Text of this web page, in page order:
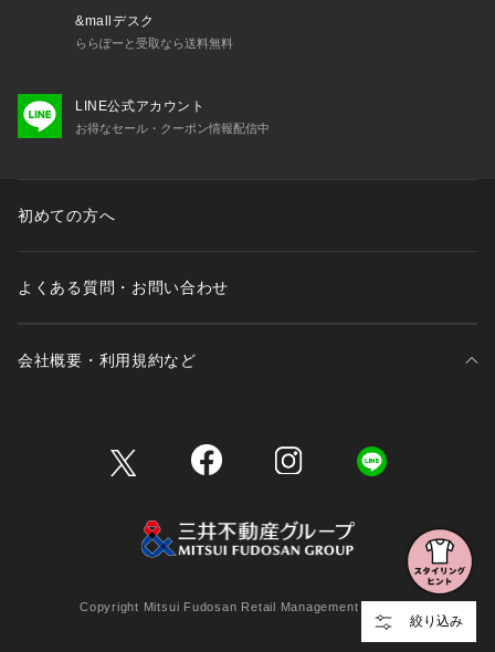
絞り込み
&mallデスク
ららぽーと受取なら送料無料
LINE公式アカウント
お得なセール・クーポン情報配信中
初めての方へ
よくある質問・お問い合わせ
会社概要・利用規約など
Copyright Mitsui Fudosan Retail Management Co., Ltd.